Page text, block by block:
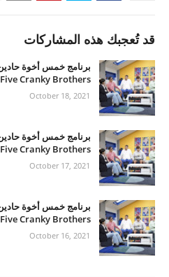
قد تُعجبك هذه المشاركات
Five Cranky Brothers
October 18, 2021
Five Cranky Brothers
October 17, 2021
Five Cranky Brothers
October 16, 2021